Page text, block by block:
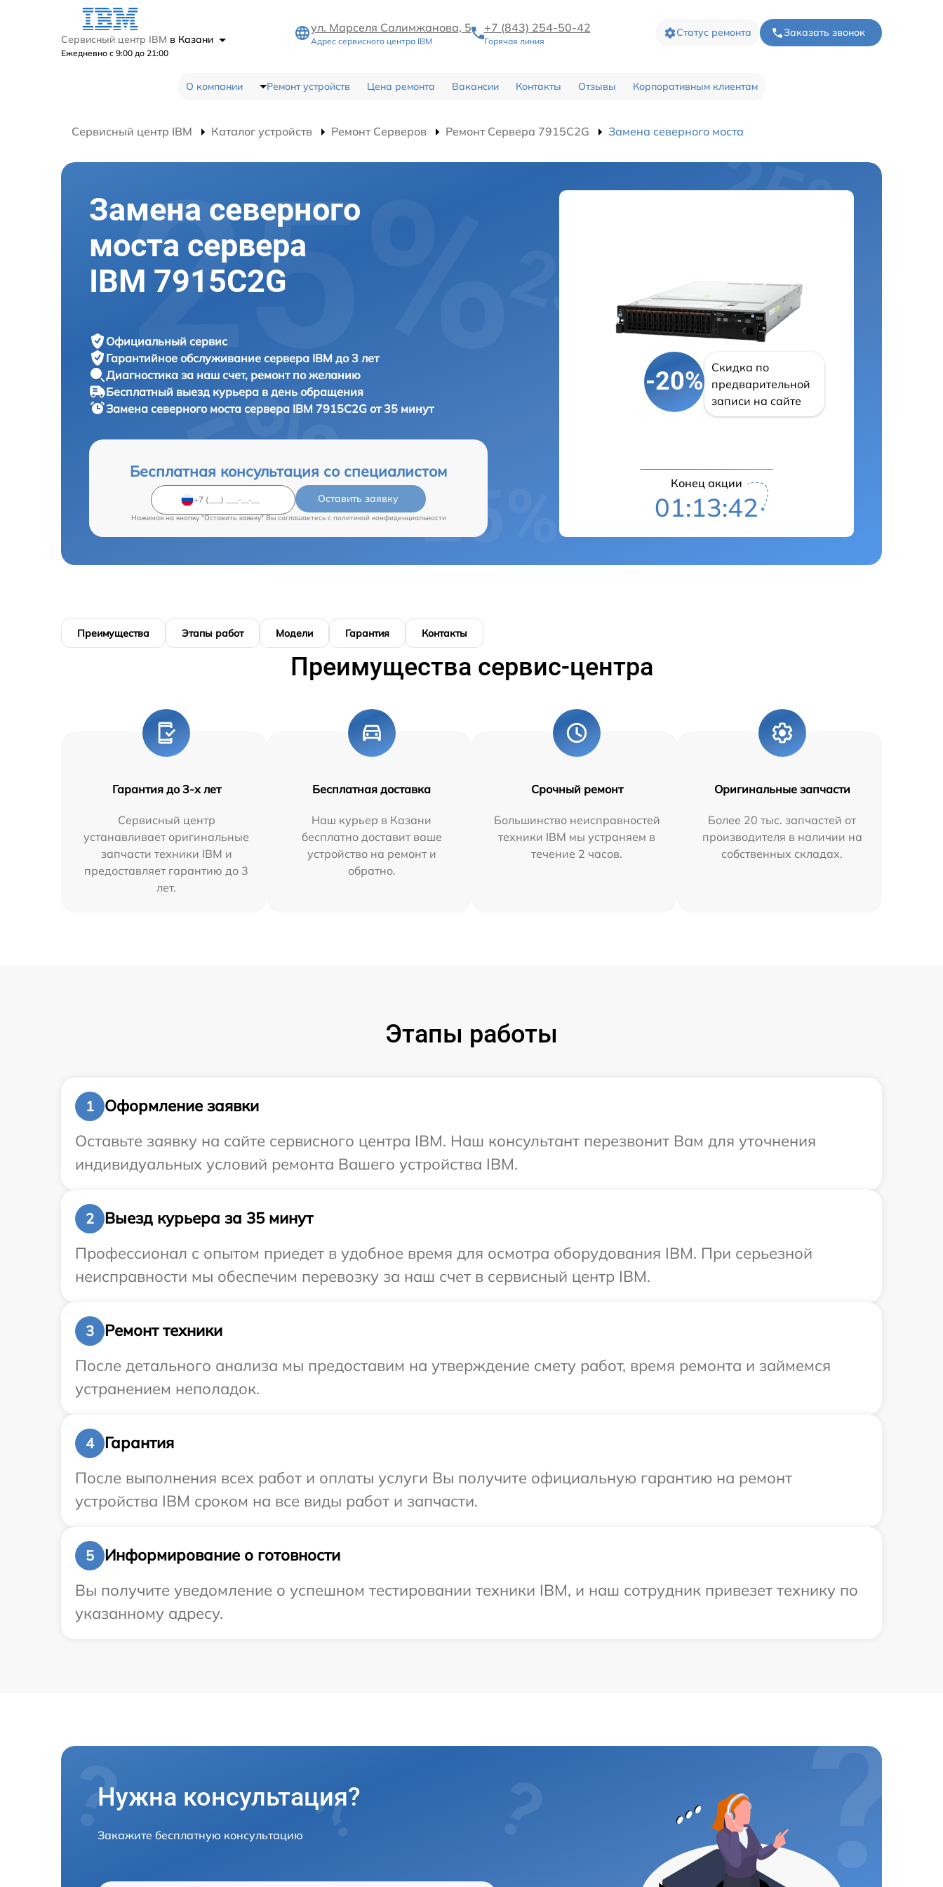
Сервисный центр IBM в Казани
Ежедневно с 9:00 до 21:00
ул. Марселя Салимжанова, 5
Адрес сервисного центра IBM
+7 (843) 254-50-42
Горячая линия
Статус ремонта Заказать звонок
О компании Ремонт устройств Цена ремонта Вакансии Контакты Отзывы Корпоративным клиентам
Сервисный центр IBM Каталог устройств Ремонт Серверов Ремонт Сервера 7915C2G Замена северного моста
Замена северного
моста сервера
IBM 7915C2G
Официальный сервис
Гарантийное обслуживание сервера IBM до 3 лет
Диагностика за наш счет, ремонт по желанию
Бесплатный выезд курьера в день обращения
Замена северного моста сервера IBM 7915C2G от 35 минут
Бесплатная консультация со специалистом
Оставить заявку
Нажимая на кнопку "Оставить заявку" Вы соглашаетесь c политикой конфиденциальности
-20%
Скидка по
предварительной
записи на сайте
Конец акции
01:13:41
Преимущества Этапы работ Модели Гарантия Контакты
Преимущества сервис-центра
Гарантия до 3-х лет
Сервисный центр
устанавливает оригинальные
запчасти техники IBM и
предоставляет гарантию до 3
лет.
Бесплатная доставка
Наш курьер в Казани
бесплатно доставит ваше
устройство на ремонт и
обратно.
Срочный ремонт
Большинство неисправностей
техники IBM мы устраняем в
течение 2 часов.
Оригинальные запчасти
Более 20 тыс. запчастей от
производителя в наличии на
собственных складах.
Этапы работы
1
Оформление заявки
Оставьте заявку на сайте сервисного центра IBM. Наш консультант перезвонит Вам для уточнения
индивидуальных условий ремонта Вашего устройства IBM.
2
Выезд курьера за 35 минут
Профессионал с опытом приедет в удобное время для осмотра оборудования IBM. При серьезной
неисправности мы обеспечим перевозку за наш счет в сервисный центр IBM.
3
Ремонт техники
После детального анализа мы предоставим на утверждение смету работ, время ремонта и займемся
устранением неполадок.
4
Гарантия
После выполнения всех работ и оплаты услуги Вы получите официальную гарантию на ремонт
устройства IBM сроком на все виды работ и запчасти.
5
Информирование о готовности
Вы получите уведомление о успешном тестировании техники IBM, и наш сотрудник привезет технику по
указанному адресу.
Нужна консультация?
Закажите бесплатную консультацию